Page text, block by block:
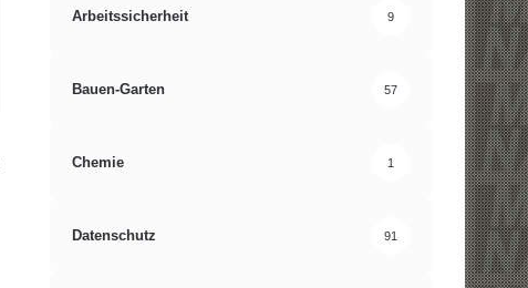
Arbeitssicherheit 9
Bauen-Garten 57
Chemie 1
Datenschutz 91